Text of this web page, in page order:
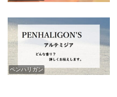
ペンハリガン